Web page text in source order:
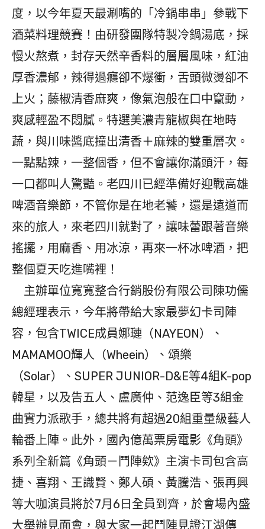
度，以今年夏天最涮嘴的「冷鍋串串」參戰下
酒菜料理競賽！由研發團隊特製冷鍋湯底，採
慢火熬煮，封存天然辛香料的層層風味，紅油
厚香濃郁，辣得過癮卻不爆衝，舌頭微燙卻不
上火；藤椒清香麻爽，像氣泡般在口中竄動，
爽感輕盈不悶膩。特選美濃青龍椒與在地時
蔬，與川味醬底撞出清香＋麻辣的雙重層次。
一點點辣，一整個香，但不會讓你滿頭汗，每
一口都叫人驚豔。老四川已經準備好迎戰高雄
啤酒音樂節，不管你是在地老饕，還是遠道而
來的旅人，來老四川就對了，讓味蕾跟著音樂
搖擺，用麻香、用冰涼，再來一杯冰啤酒，把
整個夏天吃進嘴裡！
主辦單位寬寬整合行銷股份有限公司陳功儒
總經理表示，今年將帶給大家最夢幻卡司陣
容，包含TWICE成員娜璉（NAYEON）、
MAMAMOO輝人（Wheein）、頌樂
（Solar）、SUPER JUNIOR-D&E等4組K-pop
韓星，以及告五人、盧廣仲、范逸臣等3組金
曲實力派歌手，總共將有超過20組重量級藝人
輪番上陣。此外，國內億萬票房電影《角頭》
系列全新篇《角頭－鬥陣欸》主演卡司包含高
捷、喜翔、王識賢、鄭人碩、黃騰浩、張再興
等大咖演員將於7月6日全員到齊，於會場內盛
大舉辦見面會，與大家一起鬥陣見證江湖傳